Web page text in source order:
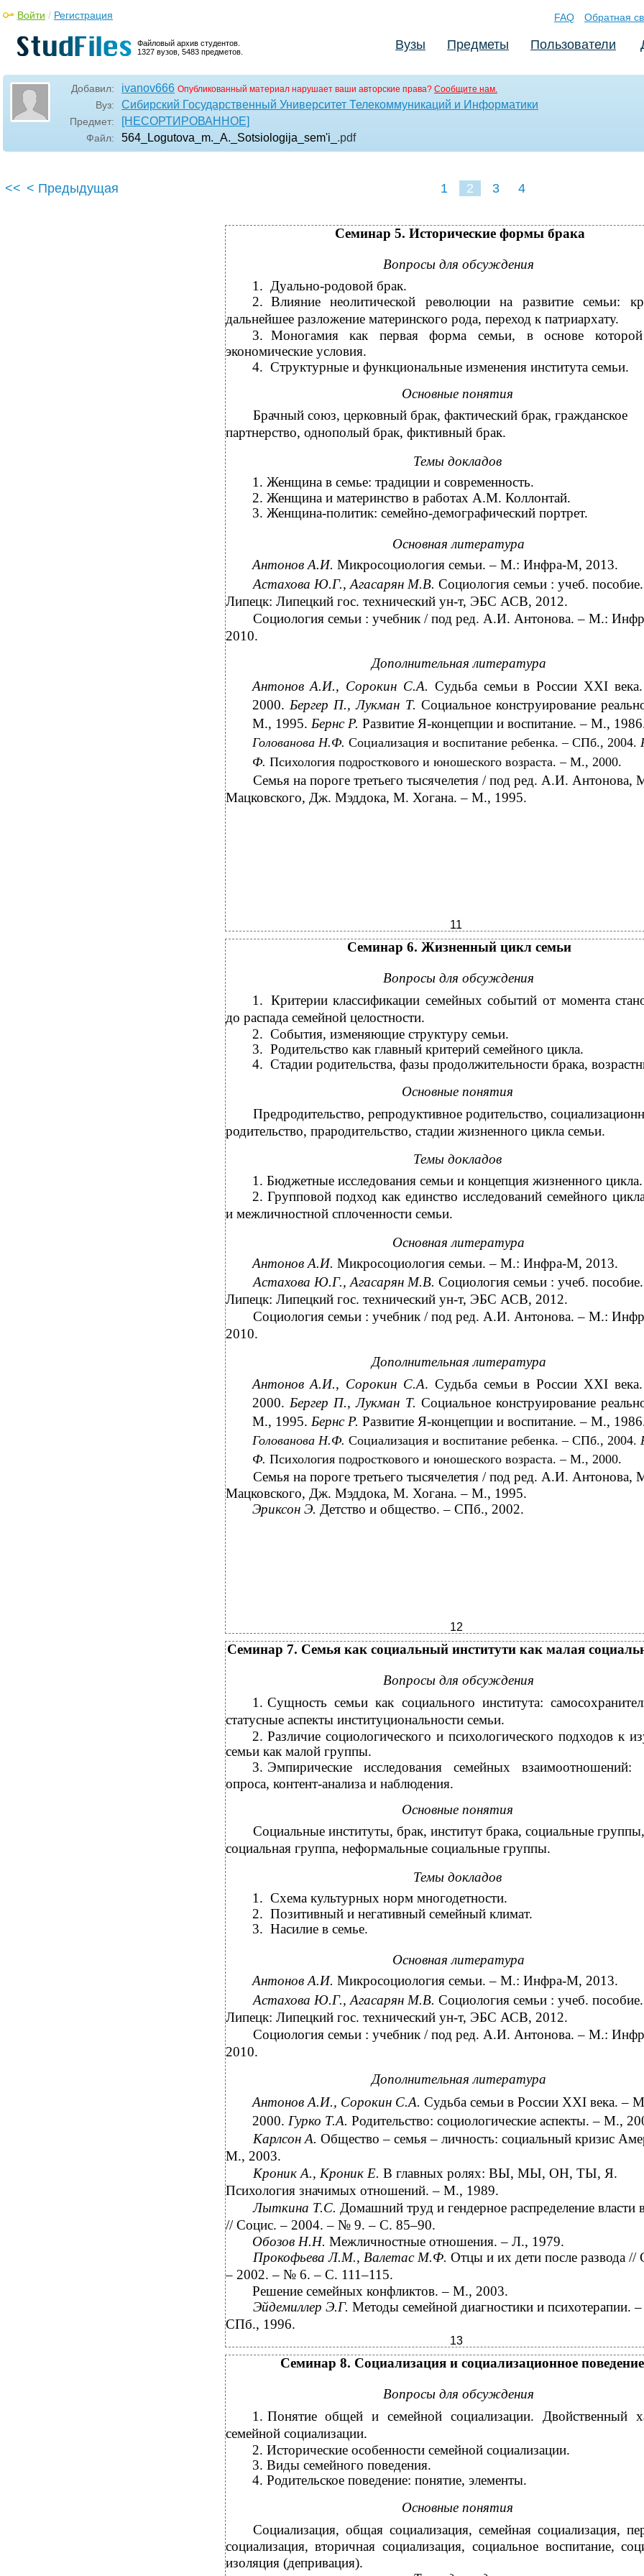
Файловый архив студентов.
1327 вузов, 5483 предметов.
Войти / Регистрация FAQ Обратная
Вузы Предметы Пользователи
Добавил: ivanov666 Опубликованный материал нарушает ваши авторские права? Сообщите нам.
Вуз: Сибирский Государственный Университет Телекоммуникаций и Информатики
Предмет: [НЕСОРТИРОВАННОЕ]
Файл: 564_Logutova_m._A._Sotsiologija_sem'i_ .pdf
<< < Предыдущая 1 2 3 4
Семинар 5. Исторические формы брака
Вопросы для обсуждения
1.
Дуально-родовойбрак.
2. Влияние неолитической революции на развитие семьи:
дальнейшее разложение материнского рода, переход к патриархату.
3. Моногамия как первая форма семьи, в основе
экономические условия.
4. Структурные и функциональные изменения института семьи.
Основные понятия
Брачный союз, церковный брак, фактический брак, гражданское
партнерство, однополый брак, фиктивный брак.
Темы докладов
1. Женщина в семье: традиции и современность.
2. Женщина и материнство в работах А.М. Коллонтай.
3. Женщина-политик: семейно-демографический портрет.
Основная литература
Антонов А.И. Микросоциология семьи. – М.: Инфра-М, 2013.
Астахова Ю.Г., Агасарян М.В. Социология семьи : учеб.
Липецк: Липецкий гос. технический ун-т, ЭБС АСВ, 2012.
Социология семьи : учебник / под ред. А.И. Антонова. – М.:
2010.
Дополнительная литература
Антонов А.И., Сорокин С.А. Судьба семьи в России XXI
2000. Бергер П., Лукман Т. Социальное конструирование
М., 1995. Бернс Р. Развитие Я-концепции и воспитание. – М.,
Голованова Н.Ф. Социализация и воспитание ребенка. – СПб., 2004.
Ф. Психология подросткового и юношеского возраста. – М., 2000.
Семья на пороге третьего тысячелетия / под ред. А.И. Антонова,
Мацковского, Дж. Мэддока, М. Хогана. – М., 1995.
11
Семинар 6. Жизненный цикл семьи
Вопросы для обсуждения
1. Критерии классификации семейных событий от момента
до распада семейной целостности.
2. События, изменяющие структуру семьи.
3. Родительство как главный критерий семейного цикла.
4. Стадии родительства, фазы продолжительности брака,
Основные понятия
Предродительство, репродуктивное родительство,
родительство, прародительство, стадии жизненного цикла семьи.
Темы докладов
1. Бюджетные исследования семьи и концепция жизненного цикла.
2. Групповой подход как единство исследований семейного
и межличностной сплоченности семьи.
Основная литература
Антонов А.И. Микросоциология семьи. – М.: Инфра-М, 2013.
Астахова Ю.Г., Агасарян М.В. Социология семьи : учеб.
Липецк: Липецкий гос. технический ун-т, ЭБС АСВ, 2012.
Социология семьи : учебник / под ред. А.И. Антонова. – М.:
2010.
Дополнительная литература
Антонов А.И., Сорокин С.А. Судьба семьи в России XXI
2000. Бергер П., Лукман Т. Социальное конструирование
М., 1995. Бернс Р. Развитие Я-концепции и воспитание. – М.,
Голованова Н.Ф. Социализация и воспитание ребенка. – СПб., 2004.
Ф. Психология подросткового и юношеского возраста. – М., 2000.
Семья на пороге третьего тысячелетия / под ред. А.И. Антонова,
Мацковского, Дж. Мэддока, М. Хогана. – М., 1995.
Эриксон Э. Детство и общество. – СПб., 2002.
12
Семинар 7. Семья как социальный институти как малая
Вопросы для обсуждения
1. Сущность семьи как социального института:
статусные аспекты институциональности семьи.
2. Различие социологического и психологического подходов к
семьи как малой группы.
3. Эмпирические исследования семейных взаимоотношений:
опроса, контент-анализа и наблюдения.
Основные понятия
Социальные институты, брак, институт брака, социальные
социальная группа, неформальные социальные группы.
Темы докладов
1. Схема культурных норм многодетности.
2. Позитивный и негативный семейный климат.
3. Насилие в семье.
Основная литература
Антонов А.И. Микросоциология семьи. – М.: Инфра-М, 2013.
Астахова Ю.Г., Агасарян М.В. Социология семьи : учеб.
Липецк: Липецкий гос. технический ун-т, ЭБС АСВ, 2012.
Социология семьи : учебник / под ред. А.И. Антонова. – М.:
2010.
Дополнительная литература
Антонов А.И., Сорокин С.А. Судьба семьи в России XXI века. –
2000. Гурко Т.А. Родительство: социологические аспекты. – М.,
Карлсон А. Общество – семья – личность: социальный кризис
М., 2003.
Кроник А., Кроник Е. В главных ролях: ВЫ, МЫ, ОН, ТЫ, Я.
Психология значимых отношений. – М., 1989.
Лыткина Т.С. Домашний труд и гендерное распределение власти
// Социс. – 2004. – № 9. – С. 85–90.
Обозов Н.Н. Межличностные отношения. – Л., 1979.
Прокофьева Л.М., Валетас М.Ф. Отцы и их дети после развода //
– 2002. – № 6. – С. 111–115.
Решение семейных конфликтов. – М., 2003.
Эйдемиллер Э.Г. Методы семейной диагностики и психотерапии.
СПб., 1996.
13
Семинар 8. Социализация и социализационное поведение
Вопросы для обсуждения
1. Понятие общей и семейной социализации. Двойственный
семейной социализации.
2. Исторические особенности семейной социализации.
3. Виды семейного поведения.
4. Родительское поведение: понятие, элементы.
Основные понятия
Социализация, общая социализация, семейная социализация,
социализация, вторичная социализация, социальное воспитание,
изоляция (депривация).